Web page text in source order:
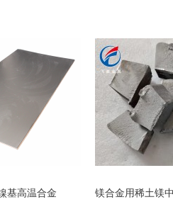
基高温合金 镁合金用稀土镁